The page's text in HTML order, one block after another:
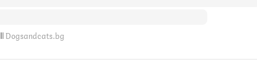
Dogsandcats.bg